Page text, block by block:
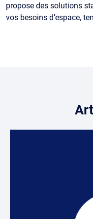
propose des solutions
vos besoins d’espace,